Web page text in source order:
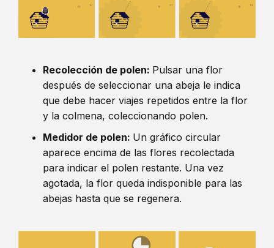
Recolección de polen: Pulsar una flor
después de seleccionar una abeja le indica
que debe hacer viajes repetidos entre la flor
y la colmena, coleccionando polen.
Medidor de polen: Un gráfico circular
aparece encima de las flores recolectada
para indicar el polen restante. Una vez
agotada, la flor queda indisponible para las
abejas hasta que se regenera.